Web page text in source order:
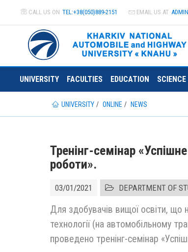
CALL US ON TEL:+38(050)889-2151 EMAIL US AT
UNIVERSITY FACULTIES EDUCATION SCIENCE
UNIVERSITY ONLINE NEWS
Тренінг-семінар
роботи».
03/01/2021 DEPARTMENT OF
Для здобувачів вищої освіти, що
технології (на автомобільному
проведено тренінг-семінар